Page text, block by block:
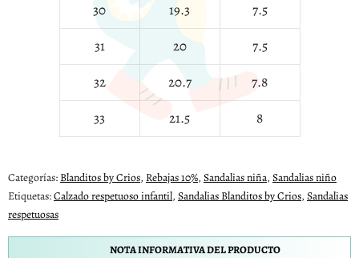
30
19.3
7.5
31
20
7.5
32
20.7
7.8
33
21.5 8
Categorías: Blanditos by Crios, Rebajas 10%, Sandalias niña, Sandalias niño
Etiquetas:Calzado respetuoso infantil, Sandalias Blanditos by Crios, Sandalias
respetuosas
NOTA INFORMATIVA DEL PRODUCTO